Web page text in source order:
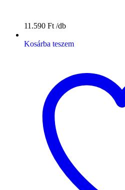
11.590 Ft
Kosárba teszem